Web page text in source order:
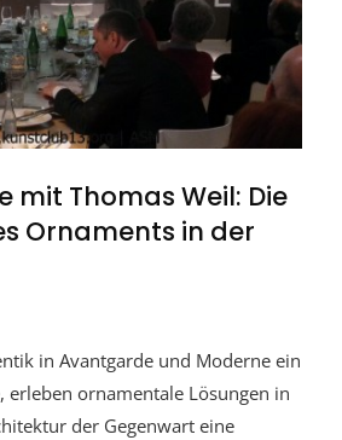
mit Thomas Weil: Die
Ornaments in der
in Avantgarde und Moderne ein
erleben ornamentale Lösungen in
der Gegenwart eine